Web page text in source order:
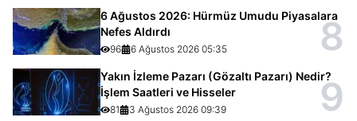
6 Ağustos 2026: Hürmüz Umudu Piyasalara
Nefes Aldırdı
96 6 Ağustos 2026 05:35 8
Yakın İzleme Pazarı (Gözaltı Pazarı) Nedir?
İşlem Saatleri ve Hisseler
81 3 Ağustos 2026 09:39 9